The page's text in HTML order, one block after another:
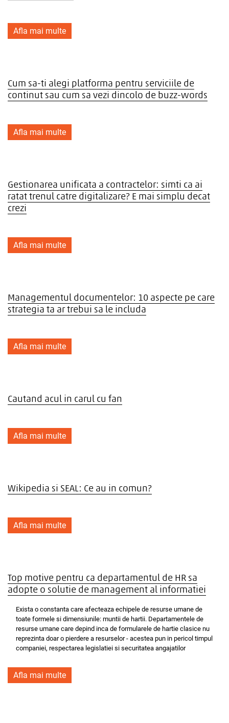
Afla mai multe
Cum sa-ti alegi platforma pentru serviciile de
continut sau cum sa vezi dincolo de buzz-words
Afla mai multe
Gestionarea unificata a contractelor: simti ca ai
ratat trenul catre digitalizare? E mai simplu decat
crezi
Afla mai multe
Managementul documentelor: 10 aspecte pe care
strategia ta ar trebui sa le includa
Afla mai multe
Cautand acul in carul cu fan
Afla mai multe
Wikipedia si SEAL: Ce au in comun?
Afla mai multe
Top motive pentru ca departamentul de HR sa
adopte o solutie de management al informatiei
Exista o constanta care afecteaza echipele de resurse umane de
toate formele si dimensiunile: muntii de hartii. Departamentele de
resurse umane care depind inca de formularele de hartie clasice nu
reprezinta doar o pierdere a resurselor - acestea pun in pericol timpul
companiei, respectarea legislatiei si securitatea angajatilor
Afla mai multe